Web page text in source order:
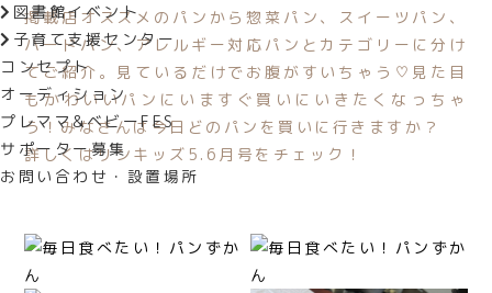
図書館イベント
子育て支援センター
コンセプト
オーディション
プレママ&ベビーFES
サポーター募集
お問い合わせ・設置場所
掲載店オススメのパンから惣菜パン、スイーツパン、
ハードパン、アレルギー対応パンとカテゴリーに分け
てご紹介。見ているだけでお腹がすいちゃう♡見た目
もかわいいパンにいますぐ買いにいきたくなっちゃ
う！みなさんは今日どのパンを買いに行きますか？
詳しくはリンキッズ5.6月号をチェック！